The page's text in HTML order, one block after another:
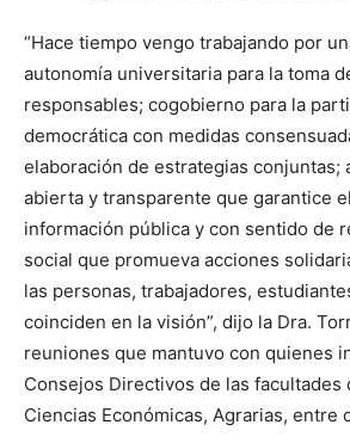
“Hace tiempo vengo trabajando por
autonomía universitaria para la toma
responsables; cogobierno para la
democrática con medidas
elaboración de estrategias conjuntas;
abierta y transparente que garantice
información pública y con sentido de
social que promueva acciones
las personas, trabajadores,
coinciden en la visión”, dijo la Dra.
reuniones que mantuvo con quienes
Consejos Directivos de las facultades
Ciencias Económicas, Agrarias, entre